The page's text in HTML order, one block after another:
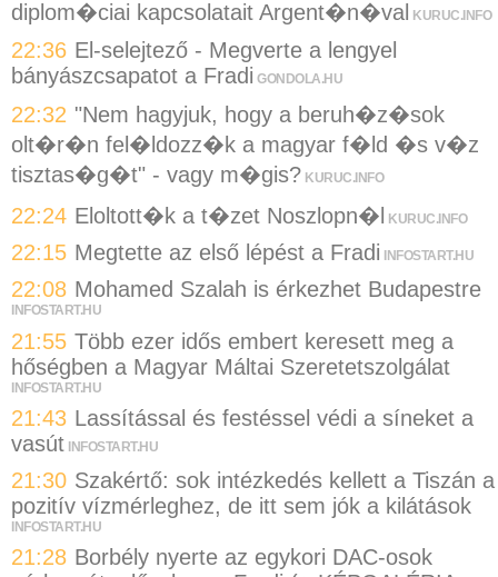
diplom�ciai kapcsolatait Argent�n�val
KURUC.INFO
22:36 El-selejtező - Megverte a lengyel
bányászcsapatot a Fradi GONDOLA.HU
22:32 "Nem hagyjuk, hogy a beruh�z�sok
olt�r�n fel�ldozz�k a magyar f�ld �s v�z
tisztas�g�t" - vagy m�gis? KURUC.INFO
22:24 Eloltott�k a t�zet Noszlopn�l KURUC.INFO
22:15 Megtette az első lépést a Fradi INFOSTART.HU
22:08 Mohamed Szalah is érkezhet Budapestre
INFOSTART.HU
21:55 Több ezer idős embert keresett meg a
hőségben a Magyar Máltai Szeretetszolgálat
INFOSTART.HU
21:43 Lassítással és festéssel védi a síneket a
vasút INFOSTART.HU
21:30 Szakértő: sok intézkedés kellett a Tiszán a
pozitív vízmérleghez, de itt sem jók a kilátások
INFOSTART.HU
21:28 Borbély nyerte az egykori DAC-osok